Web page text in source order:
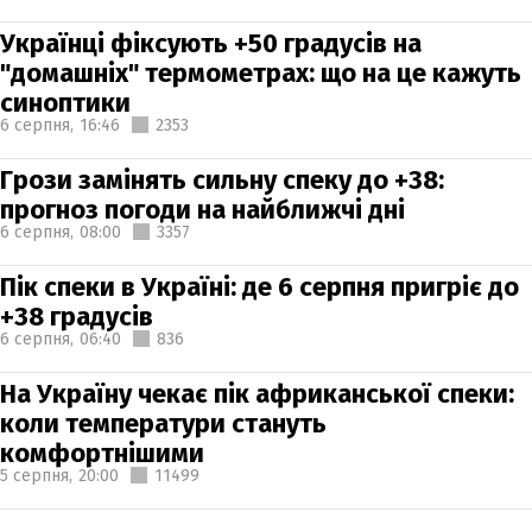
Українці фіксують +50 градусів на
"домашніх" термометрах: що на це кажуть
синоптики
6 серпня, 16:46 2353
Грози замінять сильну спеку до +38:
прогноз погоди на найближчі дні
6 серпня, 08:00 3357
Пік спеки в Україні: де 6 серпня пригріє до
+38 градусів
6 серпня, 06:40 836
На Україну чекає пік африканської спеки:
коли температури стануть
комфортнішими
5 серпня, 20:00 11499